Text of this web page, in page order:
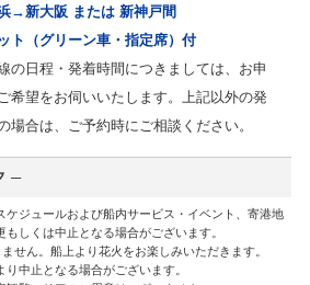
→新大阪 または 新神戸間
ト（グリーン車・指定席）付
の日程・発着時間につきましては、お申
希望をお伺いいたします。上記以外の発
場合は、ご予約時にご相談ください。
ケジュールおよび船内サービス・イベント、寄港地
しくは中止となる場合がございます。
せん。船上より花火をお楽しみいただきます。
中止となる場合がございます。